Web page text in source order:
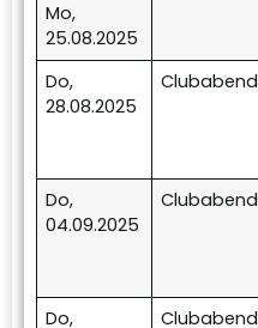
Mo,
25.08.2025
Do,
28.08.2025
Clubabend
Do,
04.09.2025
Clubabend
Do,
Clubabend